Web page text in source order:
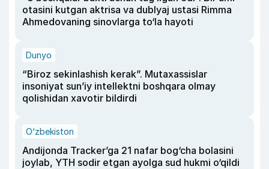
otasini kutgan aktrisa va dublyaj ustasi Rimma
Ahmedovaning sinovlarga to‘la hayoti
Dunyo
“Biroz sekinlashish kerak”. Mutaxassislar
insoniyat sun’iy intellektni boshqara olmay
qolishidan xavotir bildirdi
O‘zbekiston
Andijonda Tracker’ga 21 nafar bog‘cha bolasini
joylab, YTH sodir etgan ayolga sud hukmi o‘qildi